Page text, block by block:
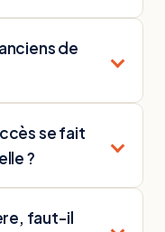
de
se fait
?
faut-il